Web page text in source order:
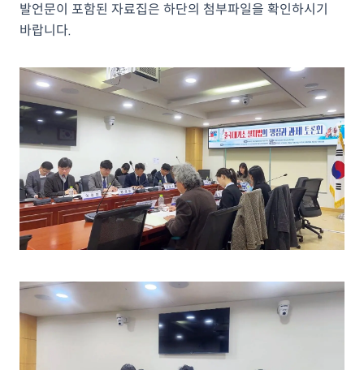
발언문이 포함된 자료집은 하단의 첨부파일을 확인하시기
바랍니다.